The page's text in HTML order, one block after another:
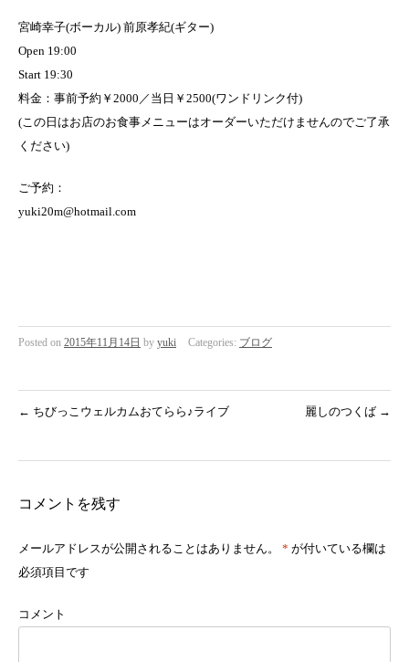
宮崎幸子(ボーカル) 前原孝紀(ギター)
Open 19:00
Start 19:30
料金：事前予約￥2000／当日￥2500(ワンドリンク付)
(この日はお店のお食事メニューはオーダーいただけませんのでご了承
ください)
ご予約：
yuki20m@hotmail.com
Posted on 2015年11月14日 by yuki Categories: ブログ
← ちびっこウェルカムおてらら♪ライブ 麗しのつくば →
コメントを残す
メールアドレスが公開されることはありません。 * が付いている欄は
必須項目です
コメント